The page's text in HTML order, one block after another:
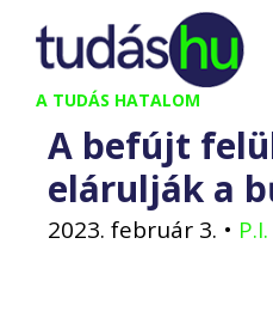
Kilépés
tartalomba
A TUDÁS HATALOM
A befújt
elárulják a
2023. február 3. • P.I.